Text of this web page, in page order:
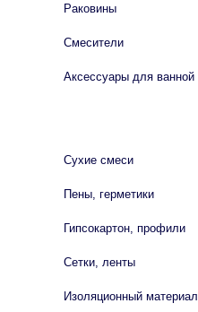
Раковины
Смесители
Аксессуары для ванной
Сухие смеси
Пены, герметики
Гипсокартон, профили
Сетки, ленты
Изоляционный материал